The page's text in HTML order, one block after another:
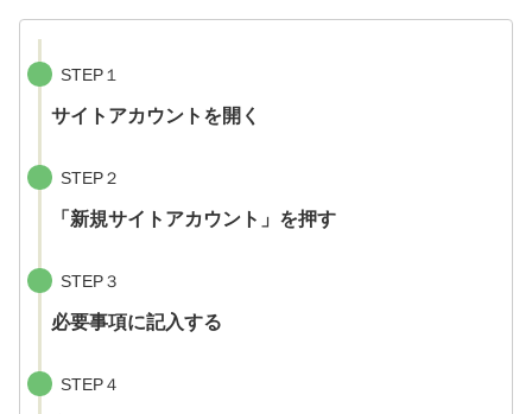
STEP１
サイトアカウントを開く
STEP２
「新規サイトアカウント」を押す
STEP３
必要事項に記入する
STEP４